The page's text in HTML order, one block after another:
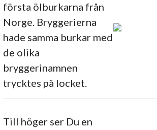
första ölburkarna från
Norge. Bryggerierna
hade samma burkar med
de olika
bryggerinamnen
trycktes på locket.
Till höger ser Du en